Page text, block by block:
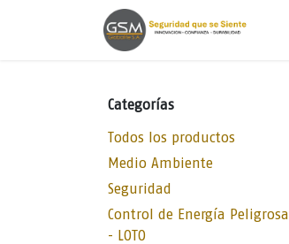
Ir al contenido
Categorías
Todos los productos
Medio Ambiente
Seguridad
Control de Energía Peligrosa
- LOTO